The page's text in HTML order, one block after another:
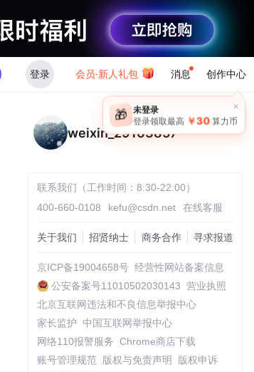
登录 会员·新人礼包 消息 创作中心
×
🎁 未登录
登录领取最高 ￥30 算力币
weixin_29163857
联系我们（工作时间：8:30-22:00）
400-660-0108
kefu@csdn.net 在线客服
关于我们 招贤纳士 商务合作 寻求报道
京ICP备19004658号 经营性网站备案信息
公安备案号11010502030143 营业执照
北京互联网违法和不良信息举报中心
家长监护
中国互联网举报中心
网络110报警服务 Chrome商店下载
账号管理规范
版权与免责声明
版权申诉